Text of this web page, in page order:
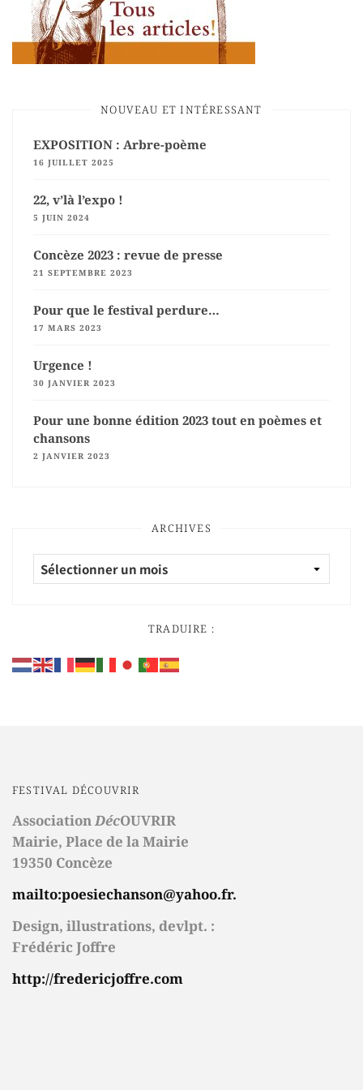
NOUVEAU ET INTÉRESSANT
EXPOSITION : Arbre-poème
16 JUILLET 2025
22, v’là l’expo !
5 JUIN 2024
Concèze 2023 : revue de presse
21 SEPTEMBRE 2023
Pour que le festival perdure…
17 MARS 2023
Urgence !
30 JANVIER 2023
Pour une bonne édition 2023 tout en poèmes et
chansons
2 JANVIER 2023
ARCHIVES
TRADUIRE :
FESTIVAL DÉCOUVRIR
AssociationDécOUVRIR
Mairie, Place de la Mairie
19350 Concèze
mailto:poesiechanson@yahoo.fr.
Design, illustrations, devlpt. :
Frédéric Joffre
http://fredericjoffre.com